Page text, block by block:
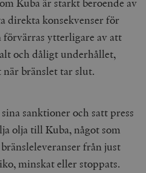
Kuba är starkt beroende av
direkta konsekvenser för
förvärras ytterligare av att
och dåligt underhållet,
bränslet tar slut.
sanktioner och satt press
olja till Kuba, något som
från just
minskat eller stoppats.